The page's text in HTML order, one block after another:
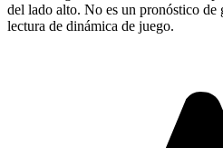
del lado alto. No es un pronóstico de
lectura de dinámica de juego.